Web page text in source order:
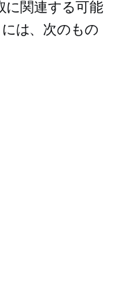
に関連する可能
は、次のもの